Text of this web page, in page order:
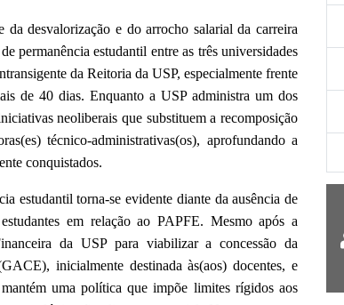
desvalorização e do arrocho salarial da carreira
permanência estudantil entre as três universidades
da Reitoria da USP, especialmente frente
de 40 dias. Enquanto a USP administra um dos
neoliberais que substituem a recomposição
técnico-administrativas(os), aprofundando a
conquistados.
estudantil torna-se evidente diante da ausência de
em relação ao PAPFE. Mesmo após a
da USP para viabilizar a concessão da
inicialmente destinada às(aos) docentes, e
uma política que impõe limites rígidos aos